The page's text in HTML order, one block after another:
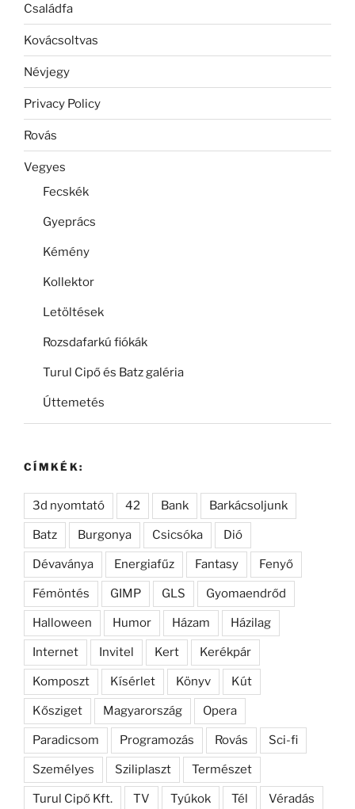
Családfa
Kovácsoltvas
Névjegy
Privacy Policy
Rovás
Vegyes
Fecskék
Gyeprács
Kémény
Kollektor
Letöltések
Rozsdafarkú fiókák
Turul Cipő és Batz galéria
Úttemetés
CÍMKÉK:
3d nyomtató 42 Bank Barkácsoljunk
Batz Burgonya Csicsóka Dió
Dévaványa Energiafűz Fantasy Fenyő
Fémöntés GIMP GLS Gyomaendrőd
Halloween Humor Házam Házilag
Internet Invitel Kert Kerékpár
Komposzt Kísérlet Könyv Kút
Kősziget Magyarország Opera
Paradicsom Programozás Rovás Sci-fi
Személyes Sziliplaszt Természet
Turul Cipő Kft. TV Tyúkok Tél Véradás